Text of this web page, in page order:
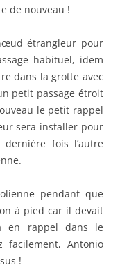
de nouveau !
étrangleur pour
habituel, idem
dans la grotte avec
petit passage étroit
le petit rappel
sera installer pour
fois l’autre
pendant que
à pied car il devait
en rappel dans le
facilement, Antonio
!